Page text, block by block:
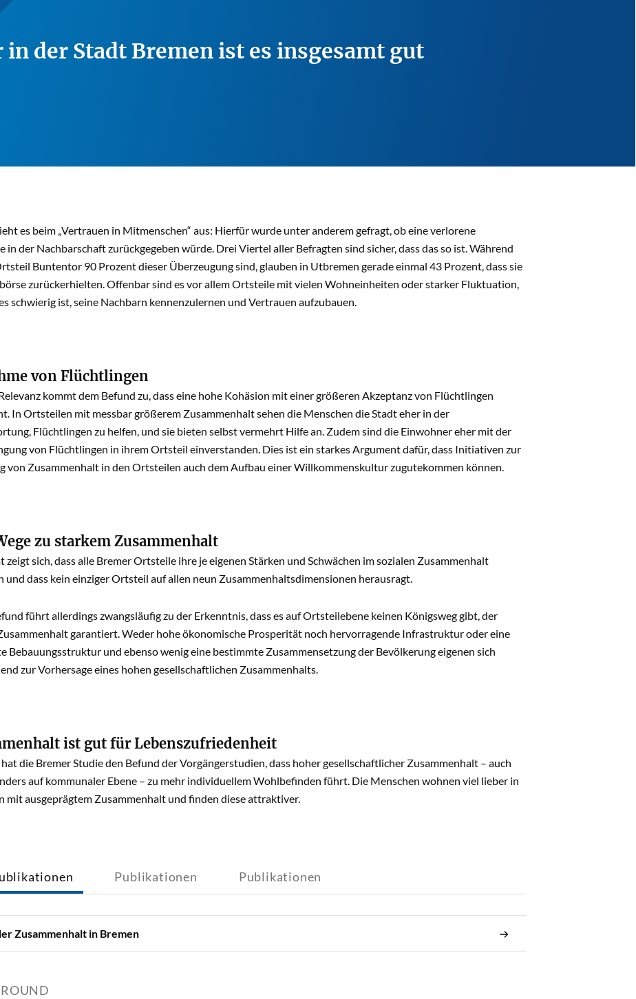
der Stadt Bremen ist es insgesamt gut
es beim „Vertrauen in Mitmenschen“ aus: Hierfür wurde unter anderem gefragt, ob eine verlorene
in der Nachbarschaft zurückgegeben würde. Drei Viertel aller Befragten sind sicher, dass das so ist. Während
Buntentor 90 Prozent dieser Überzeugung sind, glauben in Utbremen gerade einmal 43 Prozent, dass sie
zurückerhielten. Offenbar sind es vor allem Ortsteile mit vielen Wohneinheiten oder starker Fluktuation,
schwierig ist, seine Nachbarn kennenzulernen und Vertrauen aufzubauen.
von Flüchtlingen
kommt dem Befund zu, dass eine hohe Kohäsion mit einer größeren Akzeptanz von Flüchtlingen
In Ortsteilen mit messbar größerem Zusammenhalt sehen die Menschen die Stadt eher in der
Flüchtlingen zu helfen, und sie bieten selbst vermehrt Hilfe an. Zudem sind die Einwohner eher mit der
von Flüchtlingen in ihrem Ortsteil einverstanden. Dies ist ein starkes Argument dafür, dass Initiativen zur
von Zusammenhalt in den Ortsteilen auch dem Aufbau einer Willkommenskultur zugutekommen können.
zu starkem Zusammenhalt
zeigt sich, dass alle Bremer Ortsteile ihre je eigenen Stärken und Schwächen im sozialen Zusammenhalt
und dass kein einziger Ortsteil auf allen neun Zusammenhaltsdimensionen herausragt.
führt allerdings zwangsläufig zu der Erkenntnis, dass es auf Ortsteilebene keinen Königsweg gibt, der
garantiert. Weder hohe ökonomische Prosperität noch hervorragende Infrastruktur oder eine
Bebauungsstruktur und ebenso wenig eine bestimmte Zusammensetzung der Bevölkerung eigenen sich
zur Vorhersage eines hohen gesellschaftlichen Zusammenhalts.
ist gut für Lebenszufriedenheit
die Bremer Studie den Befund der Vorgängerstudien, dass hoher gesellschaftlicher Zusammenhalt – auch
auf kommunaler Ebene – zu mehr individuellem Wohlbefinden führt. Die Menschen wohnen viel lieber in
mit ausgeprägtem Zusammenhalt und finden diese attraktiver.
Publikationen Publikationen
Zusammenhalt in Bremen